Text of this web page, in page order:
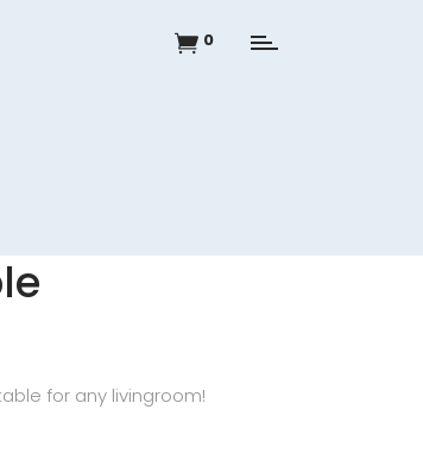
0
for any livingroom!